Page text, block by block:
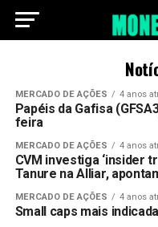
MERCADO DE AÇÕES 4 anos
Papéis da Gafisa
feira
MERCADO DE AÇÕES 4 anos
CVM investiga ‘insider
Tanure na Alliar,
MERCADO DE AÇÕES 4 anos
Small caps mais